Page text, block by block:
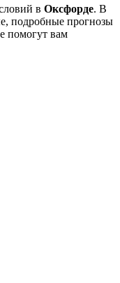
в Оксфорде. В
подробные прогнозы
помогут вам